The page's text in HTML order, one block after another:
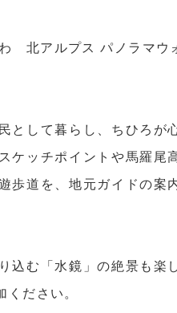
北アルプス パノラマウ
として暮らし、ちひろが
ケッチポイントや馬羅尾
歩道を、地元ガイドの案
込む「水鏡」の絶景も楽
ださい。